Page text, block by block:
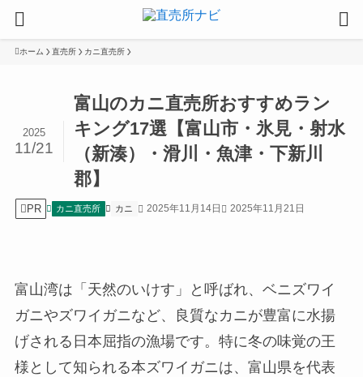
ホーム 直売所 カニ直売所
富山のカニ直売所おすすめラン
キング17選【富山市・氷見・射水
（新湊）・滑川・魚津・下新川
郡】
2025
11/21
PR カニ直売所 カニ 2025年11月14日 2025年11月21日
富山湾は「天然のいけす」と呼ばれ、ベニズワイ
ガニやズワイガニなど、良質なカニが豊富に水揚
げされる日本屈指の漁場です。特に冬の味覚の王
様として知られる本ズワイガニは、富山県を代表